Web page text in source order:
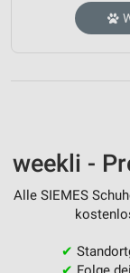
weekli -
Alle SIEMES
✔